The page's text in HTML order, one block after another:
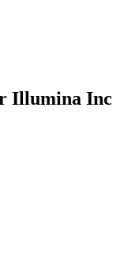
Illumina Inc